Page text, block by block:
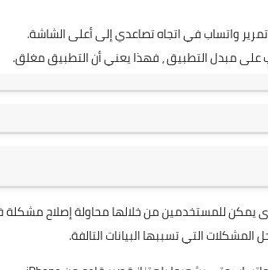
واتساب في اتجاه تصاعدي إلى أعلى الشاشة.
على مبدل التطبيق ، فهذا يعني أن التطبيق مغلق.
التي تسببها البيانات التالفة.